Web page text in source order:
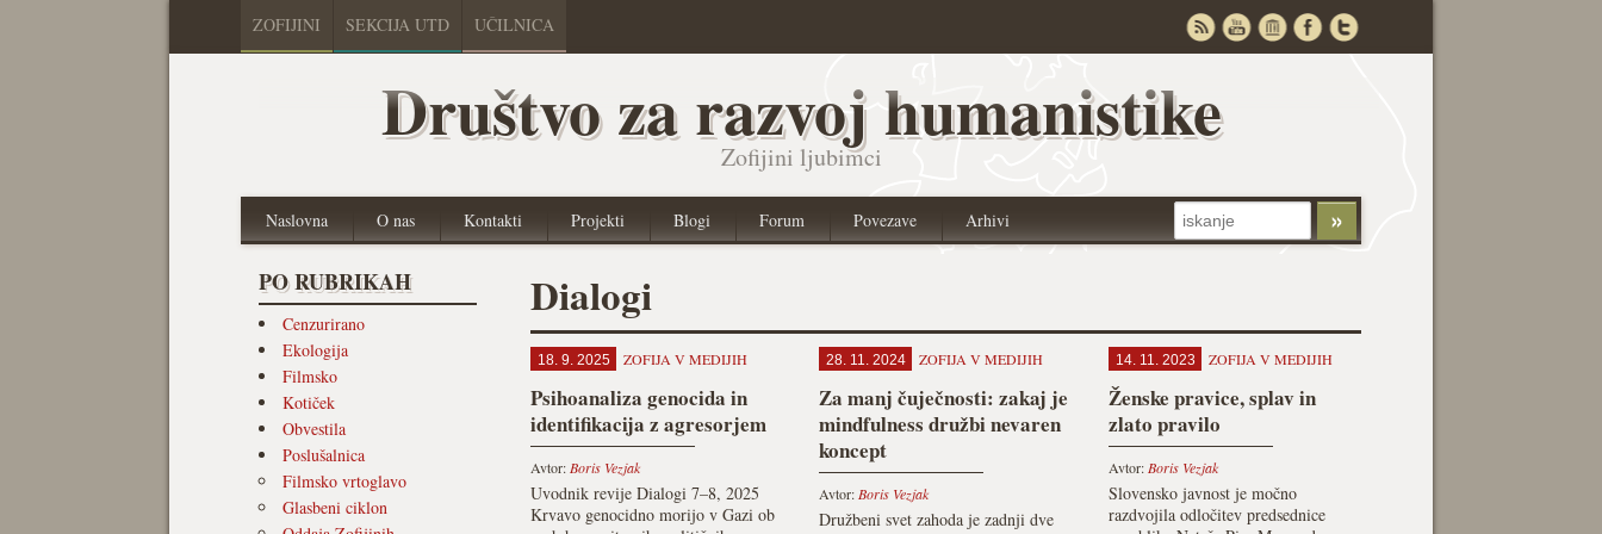
ZOFIJINI SEKCIJA UTD UČILNICA
Društvo za razvoj humanistike
Zofijini ljubimci
Naslovna O nas Kontakti Projekti Blogi Forum Povezave Arhivi
PO RUBRIKAH
Cenzurirano
Ekologija
Filmsko
Kotiček
Obvestila
Poslušalnica
Filmsko vrtoglavo
Glasbeni ciklon
Dialogi
18. 9. 2025 ZOFIJA V MEDIJIH
Psihoanaliza genocida in
identifikacija z agresorjem
Avtor: Boris Vezjak
Uvodnik revije Dialogi 7–8, 2025
Krvavo genocidno morijo v Gazi ob
28. 11. 2024 ZOFIJA V MEDIJIH
Za manj čuječnosti: zakaj je
mindfulness družbi nevaren
koncept
Avtor: Boris Vezjak
Družbeni svet zahoda je zadnji dve
14. 11. 2023 ZOFIJA V MEDIJIH
Ženske pravice, splav in
zlato pravilo
Avtor: Boris Vezjak
Slovensko javnost je močno
razdvojila odločitev predsednice